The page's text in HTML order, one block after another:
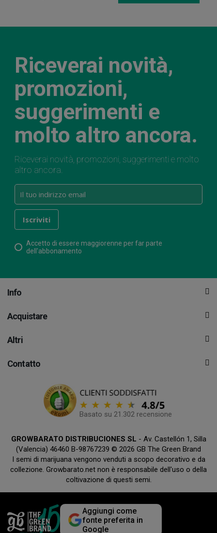
Riceverai novità,
promozioni,
suggerimenti e
molto altro ancora.
Riceverai novità, promozioni, suggerimenti e molto
altro ancora.
Accetto di essere maggiorenne per far parte
dell'abbonamento
Info
Acquistare
Altri
Contatto
Basato su 21.302 recensione
GROWBARATO DISTRIBUCIONES SL - Av. Castellón 1, Silla
(Valencia) 46460 B-98767239 © 2026 GB The Green Brand
I semi di marijuana vengono venduti a scopo decorativo e da
collezione. Growbarato.net non è responsabile dell'uso o della
coltivazione di questi semi.
Aggiungi come
fonte preferita in
Google